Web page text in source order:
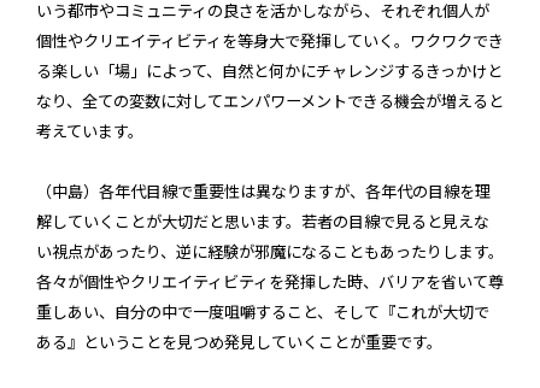
いう都市やコミュニティの良さを活かしながら、それぞれ個人が
個性やクリエイティビティを等身大で発揮していく。ワクワクでき
る楽しい「場」によって、自然と何かにチャレンジするきっかけと
なり、全ての変数に対してエンパワーメントできる機会が増えると
考えています。
（中島）各年代目線で重要性は異なりますが、各年代の目線を理
解していくことが大切だと思います。若者の目線で見ると見えな
い視点があったり、逆に経験が邪魔になることもあったりします。
各々が個性やクリエイティビティを発揮した時、バリアを省いて尊
重しあい、自分の中で一度咀嚼すること、そして『これが大切で
ある』ということを見つめ発見していくことが重要です。